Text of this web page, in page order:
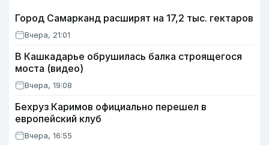
Город Самарканд расширят на 17,2 тыс. гектаров
Вчера, 21:01
В Кашкадарье обрушилась балка строящегося
моста (видео)
Вчера, 19:08
Бехруз Каримов официально перешел в
европейский клуб
Вчера, 16:55